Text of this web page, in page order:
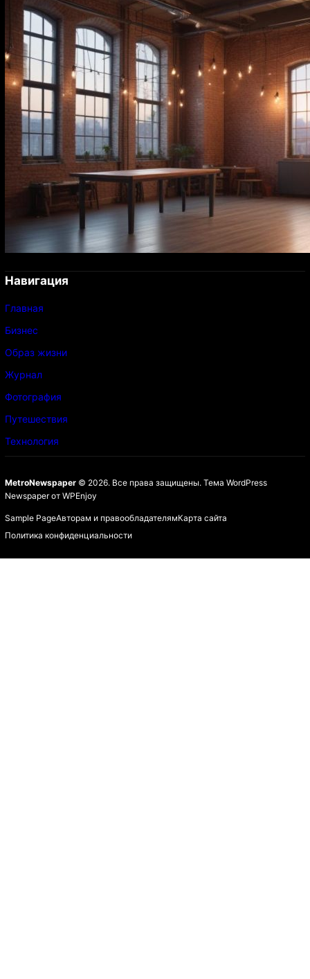
Навигация
Главная
Бизнес
Образ жизни
Журнал
Фотография
Путешествия
Технология
MetroNewspaper© 2026. Все права защищены. Тема WordPress
Newspaperот WPEnjoy
Sample PageАвторам и правообладателямКарта сайта
Политика конфиденциальности